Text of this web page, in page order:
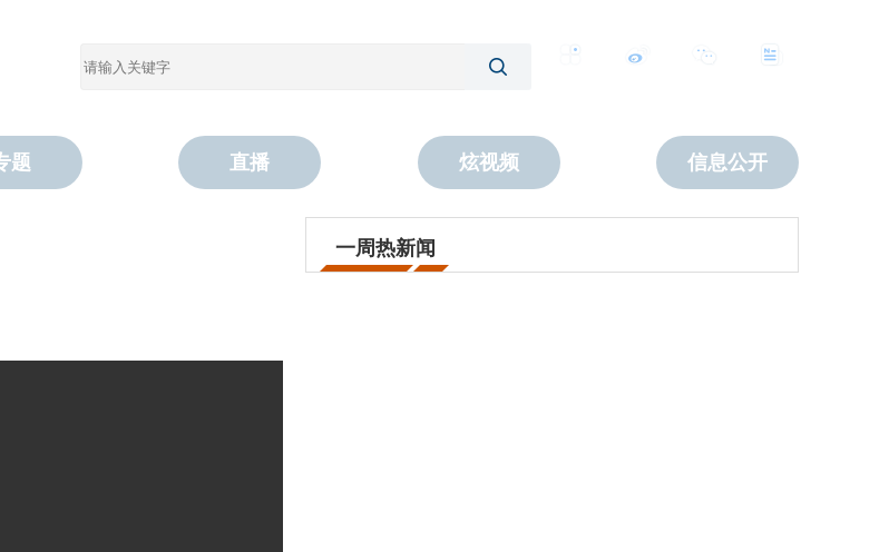
题 直播 炫视频 信息公开
一周热新闻